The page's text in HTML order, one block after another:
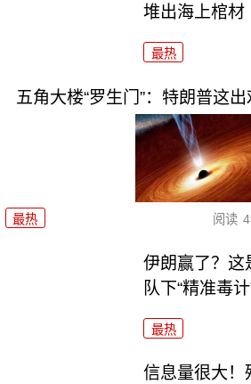
堆出海上棺材
最热
五角大楼“罗生门”：特朗普这
最热 阅读
伊朗赢了？这
队下“精准毒计
最热
信息量很大！